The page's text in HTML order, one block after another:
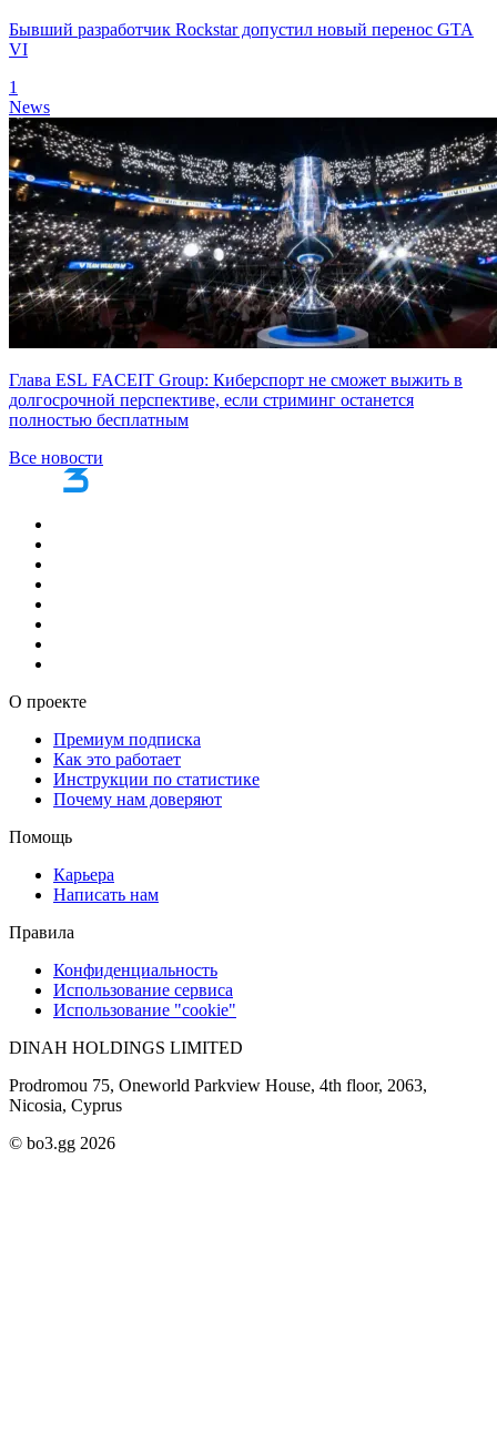
Бывший разработчик Rockstar допустил новый перенос GTA
VI
1
News
Глава ESL FACEIT Group: Киберспорт не сможет выжить в
долгосрочной перспективе, если стриминг останется
полностью бесплатным
Все новости
О проекте
Премиум подписка
Как это работает
Инструкции по статистике
Почему нам доверяют
Помощь
Карьера
Написать нам
Правила
Конфиденциальность
Использование сервиса
Использование "cookie"
DINAH HOLDINGS LIMITED
Prodromou 75, Oneworld Parkview House, 4th floor, 2063,
Nicosia, Cyprus
© bo3.gg 2026